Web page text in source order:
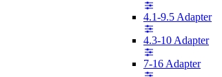
4.1-9.5 Adapter
4.3-10 Adapter
7-16 Adapter